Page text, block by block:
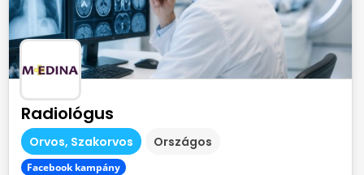
Radiológus
Orvos, Szakorvos Országos
Facebook kampány